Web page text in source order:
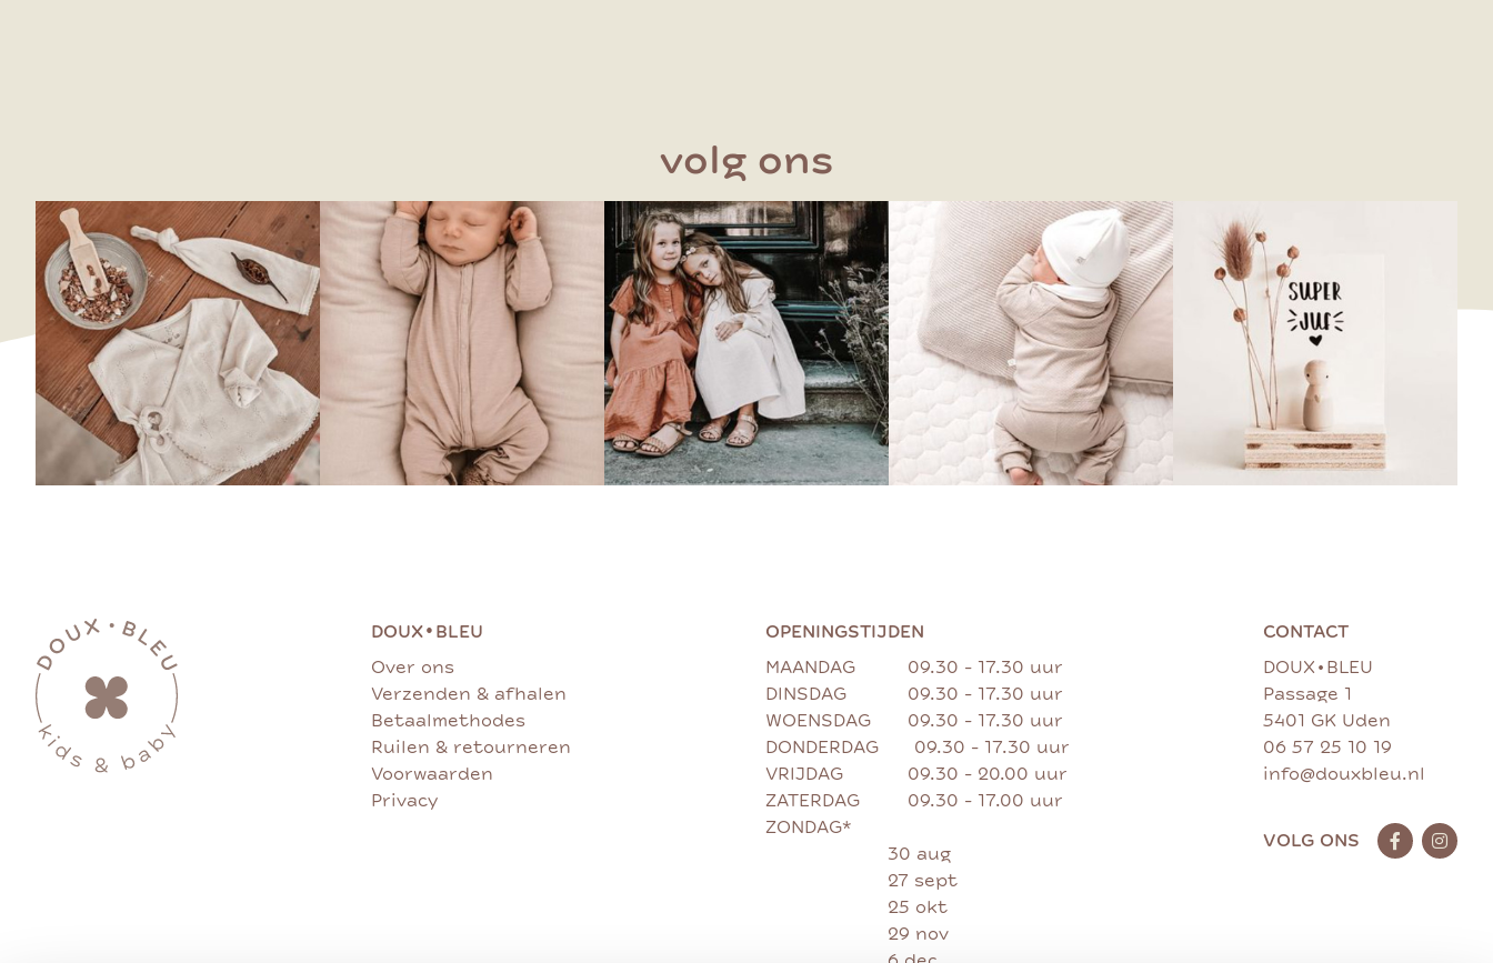
volg ons
DOUX• BLEU
Over ons
Verzenden & afhalen
Betaalmethodes
Ruilen & retourneren
Voorwaarden
Privacy
OPENINGSTIJDEN
MAANDAG
09.30 - 17.30 uur
DINSDAG
09.30 - 17.30 uur
WOENSDAG
09.30 - 17.30 uur
DONDERDAG
09.30 - 17.30 uur
VRIJDAG
09.30 - 20.00 uur
ZATERDAG
09.30 - 17.00 uur
ZONDAG*
30 aug
27 sept
25 okt
29 nov
CONTACT
DOUX • BLEU
Passage 1
5401 GK Uden
06 57 25 10 19
info@douxbleu.nl
VOLG ONS